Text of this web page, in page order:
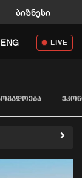
ბიზნესი
navigation
ENG LIVE